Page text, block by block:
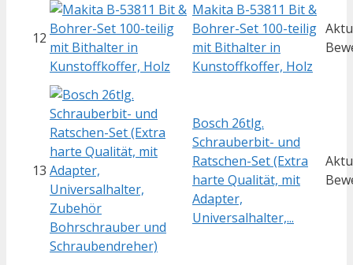
12
Makita B-53811 Bit &
Bohrer-Set 100-teilig
mit Bithalter in
Kunstoffkoffer, Holz
13
Bosch 26tlg.
Schrauberbit- und
Ratschen-Set (Extra
harte Qualität, mit
Adapter,
Universalhalter,...